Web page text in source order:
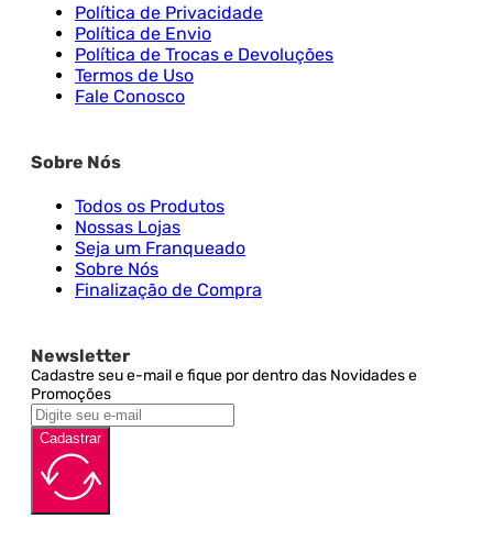
Política de Privacidade
Política de Envio
Política de Trocas e Devoluções
Termos de Uso
Fale Conosco
Sobre Nós
Todos os Produtos
Nossas Lojas
Seja um Franqueado
Sobre Nós
Finalização de Compra
Newsletter
Cadastre seu e-mail e fique por dentro das Novidades e
Promoções
Cadastrar